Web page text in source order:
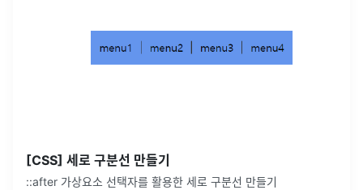
[CSS] 세로 구분선 만들기
::after 가상요소 선택자를 활용한 세로 구분선 만들기